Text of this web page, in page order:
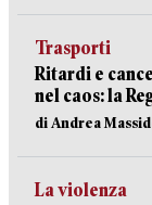
Trasporti
Ritardi e
nel caos: la
di Andrea
La violenza